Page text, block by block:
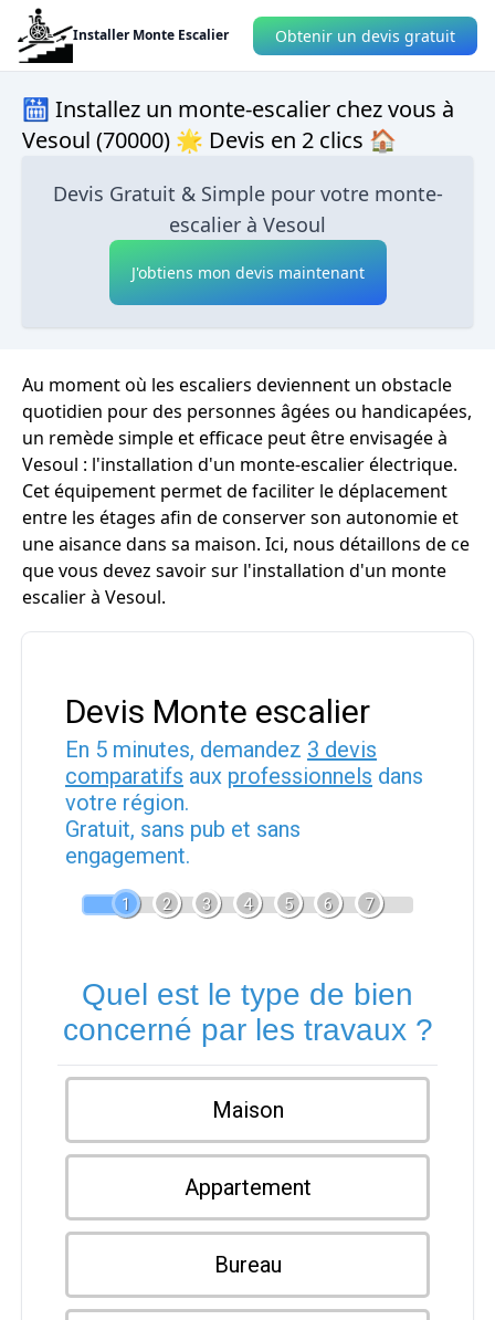
Installer Monte Escalier Obtenir un devis gratuit
🛗 Installez un monte-escalier chez vous à
Vesoul (70000) 🌟 Devis en 2 clics 🏠
Devis Gratuit & Simple pour votre monte-
escalier à Vesoul
J'obtiens mon devis maintenant
Au moment où les escaliers deviennent un obstacle
quotidien pour des personnes âgées ou handicapées,
un remède simple et efficace peut être envisagée à
Vesoul : l'installation d'un monte-escalier électrique.
Cet équipement permet de faciliter le déplacement
entre les étages afin de conserver son autonomie et
une aisance dans sa maison. Ici, nous détaillons de ce
que vous devez savoir sur l'installation d'un monte
escalier à Vesoul.
Devis Monte escalier
En 5 minutes, demandez 3 devis
comparatifs aux professionnels dans
votre région.
Gratuit, sans pub et sans
engagement.
1 2 3 4 5 6 7
Quel est le type de bien
concerné par les travaux ?
Maison
Appartement
Bureau